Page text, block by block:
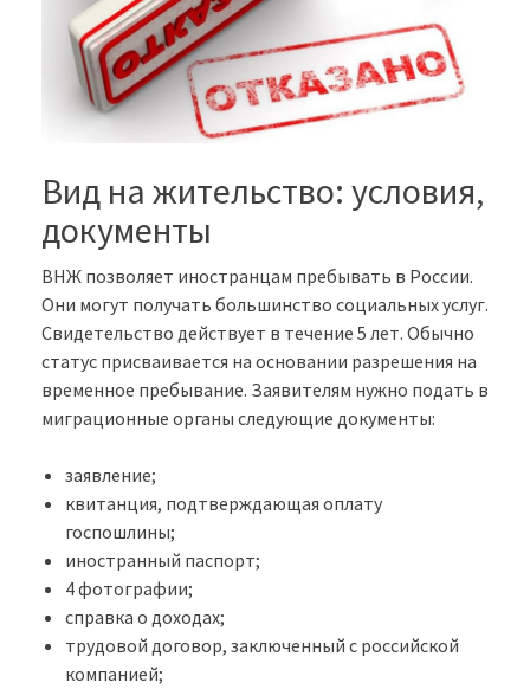
Вид на жительство: условия,
документы
ВНЖ позволяет иностранцам пребывать в России.
Они могут получать большинство социальных услуг.
Свидетельство действует в течение 5 лет. Обычно
статус присваивается на основании разрешения на
временное пребывание. Заявителям нужно подать в
миграционные органы следующие документы:
заявление;
квитанция, подтверждающая оплату
госпошлины;
иностранный паспорт;
4 фотографии;
справка о доходах;
трудовой договор, заключенный с российской
компанией;